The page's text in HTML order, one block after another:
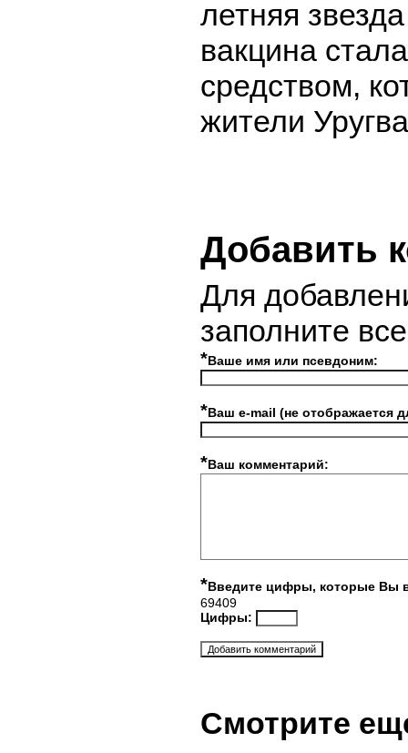
летняя
вакцина
средством,
жители
Добавить
Для
заполните
*Ваше имя или псевдоним:
*Ваш e-mail (не отображается
*Ваш комментарий:
*Введите цифры, которые Вы
69409
Цифры:
Смотрите